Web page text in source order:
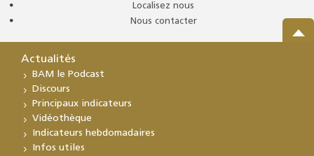
Localisez nous
Nous contacter
Actualités
BAM le Podcast
Discours
Principaux indicateurs
Vidéothèque
Indicateurs hebdomadaires
Infos utiles